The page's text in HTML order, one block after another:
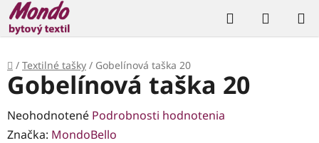
Prejsť
na
obsah
Hľadať
KOŠÍK
Domov
/ Textilné tašky / Gobelínová taška 20
Gobelínová taška 20
Priemerné
hodnotenie
Neohodnotené Podrobnosti hodnotenia
Značka: MondoBello